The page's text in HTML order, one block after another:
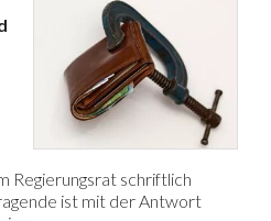
Regierungsrat schriftlich
ist mit der Antwort